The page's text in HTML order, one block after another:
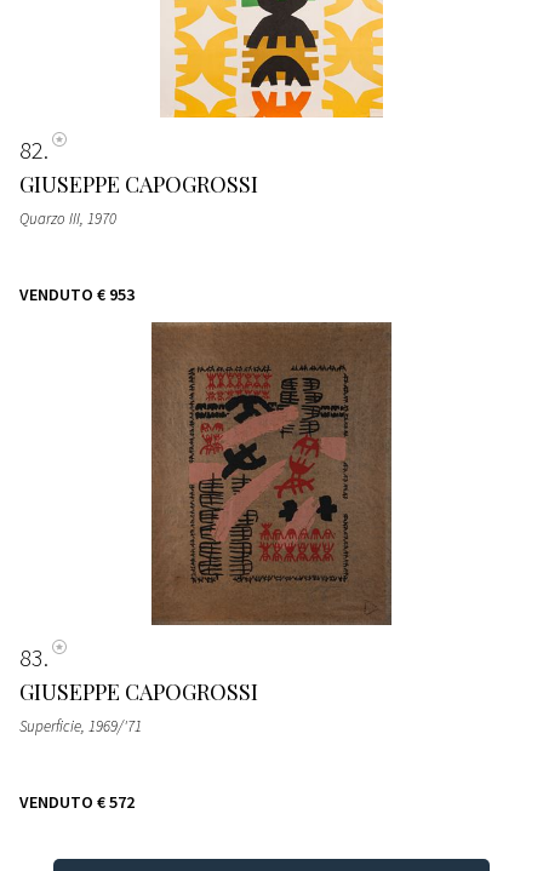
82
GIUSEPPE CAPOGROSSI
Quarzo III, 1970
VENDUTO € 953
83
GIUSEPPE CAPOGROSSI
Superficie, 1969/'71
VENDUTO € 572